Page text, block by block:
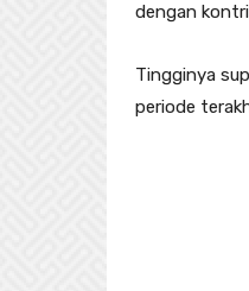
dengan
Tingginya
periode